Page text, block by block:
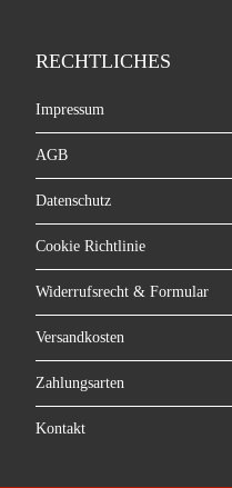
RECHTLICHES
Impressum
AGB
Datenschutz
Cookie Richtlinie
Widerrufsrecht & Formular
Versandkosten
Zahlungsarten
Kontakt